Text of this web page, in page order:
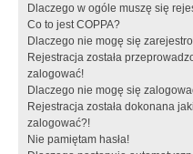
Dlaczego w ogóle muszę się
Co to jest COPPA?
Dlaczego nie mogę się
Rejestracja została
zalogować!
Dlaczego nie mogę się
Rejestracja została dokonana
zalogować?!
Nie pamiętam hasła!